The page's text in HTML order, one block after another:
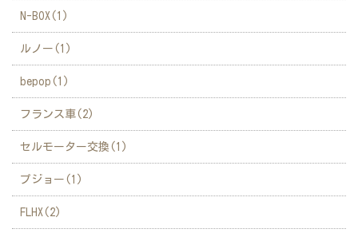
N-BOX(1)
ルノー(1)
bepop(1)
フランス車(2)
セルモーター交換(1)
プジョー(1)
FLHX(2)